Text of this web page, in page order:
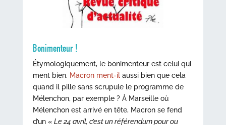
Bonimenteur !
Étymologiquement, le bonimenteur est celui qui
ment bien. Macron ment-il aussi bien que cela
quand il pille sans scrupule le programme de
Mélenchon, par exemple ? À Marseille où
Mélenchon est arrivé en tête, Macron se fend
d’un « Le 24 avril, c’est un référendum pour ou